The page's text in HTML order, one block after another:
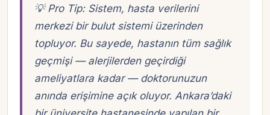
💡 Pro Tip: Sistem, hasta verilerini
merkezi bir bulut sistemi üzerinden
topluyor. Bu sayede, hastanın tüm sağlık
geçmişi — alerjilerden geçirdiği
ameliyatlara kadar — doktorunuzun
anında erişimine açık oluyor. Ankara’daki